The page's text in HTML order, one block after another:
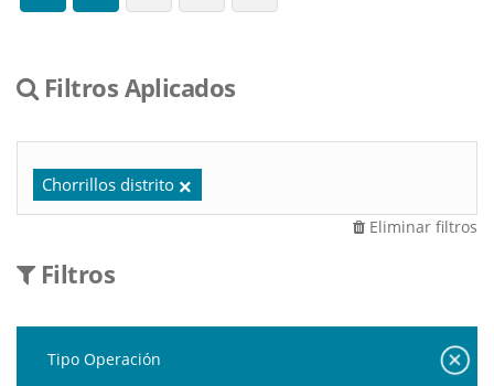
Filtros Aplicados
Chorrillos distrito
Eliminar filtros
Filtros
Tipo Operación